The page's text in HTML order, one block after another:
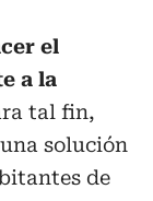
el
a la
tal fin,
solución
de